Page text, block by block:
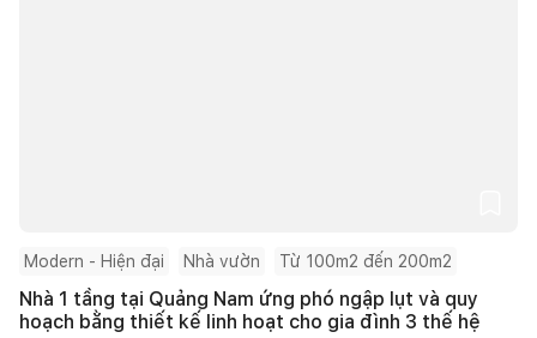
Modern - Hiện đại Nhà vườn Từ 100m2 đến 200m2
Nhà 1 tầng tại Quảng Nam ứng phó ngập lụt và quy
hoạch bằng thiết kế linh hoạt cho gia đình 3 thế hệ